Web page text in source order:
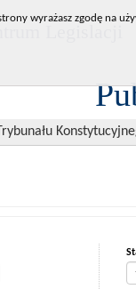
wyrażasz zgodę na